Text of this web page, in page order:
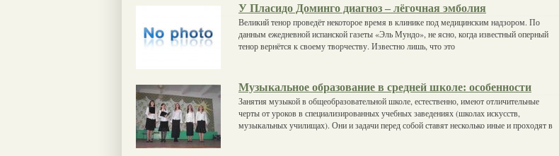
У Пласидо Доминго диагноз – лёгочная эмболия
Великий тенор проведёт некоторое время в клинике под медицинским надзором. По
данным ежедневной испанской газеты «Эль Мундо», не ясно, когда известный оперный
тенор вернётся к своему творчеству. Известно лишь, что это
Музыкальное образование в средней школе: особенности
Занятия музыкой в общеобразовательной школе, естественно, имеют отличительные
черты от уроков в специализированных учебных заведениях (школах искусств,
музыкальных училищах). Они и задачи перед собой ставят несколько иные и проходят в